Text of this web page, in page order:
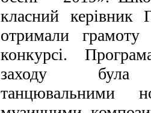
класний
отримали
конкурсі.
заходу була
танцювальними